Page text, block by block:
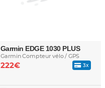
Garmin EDGE 1030 PLUS
Garmin Compteur vélo / GPS
3x
222€